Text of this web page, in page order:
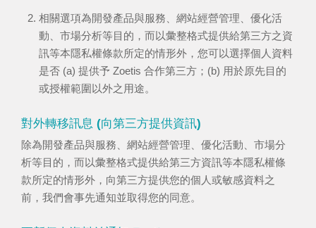
相關選項為開發產品與服務、網站經營管理、優化活
動、市場分析等目的，而以彙整格式提供給第三方之資
訊等本隱私權條款所定的情形外，您可以選擇個人資料
是否 (a) 提供予 Zoetis 合作第三方；(b) 用於原先目的
或授權範圍以外之用途。
對外轉移訊息 (向第三方提供資訊)
除為開發產品與服務、網站經營管理、優化活動、市場分
析等目的，而以彙整格式提供給第三方資訊等本隱私權條
款所定的情形外，向第三方提供您的個人或敏感資料之
前，我們會事先通知並取得您的同意。